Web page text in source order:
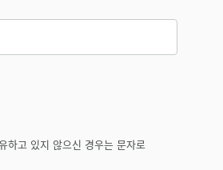
하고 있지 않으신 경우는 문자로